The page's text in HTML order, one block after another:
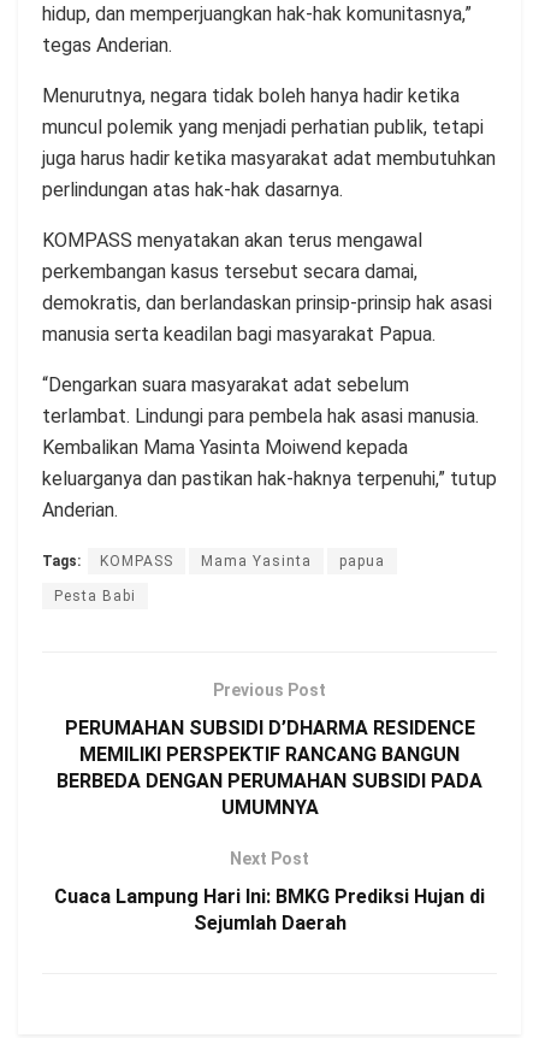
hidup, dan memperjuangkan hak-hak komunitasnya,”
tegas Anderian.
Menurutnya, negara tidak boleh hanya hadir ketika
muncul polemik yang menjadi perhatian publik, tetapi
juga harus hadir ketika masyarakat adat membutuhkan
perlindungan atas hak-hak dasarnya.
KOMPASS menyatakan akan terus mengawal
perkembangan kasus tersebut secara damai,
demokratis, dan berlandaskan prinsip-prinsip hak asasi
manusia serta keadilan bagi masyarakat Papua.
“Dengarkan suara masyarakat adat sebelum
terlambat. Lindungi para pembela hak asasi manusia.
Kembalikan Mama Yasinta Moiwend kepada
keluarganya dan pastikan hak-haknya terpenuhi,” tutup
Anderian.
Tags: KOMPASS Mama Yasinta papua
Pesta Babi
Previous Post
PERUMAHAN SUBSIDI D’DHARMA RESIDENCE
MEMILIKI PERSPEKTIF RANCANG BANGUN
BERBEDA DENGAN PERUMAHAN SUBSIDI PADA
UMUMNYA
Next Post
Cuaca Lampung Hari Ini: BMKG Prediksi Hujan di
Sejumlah Daerah